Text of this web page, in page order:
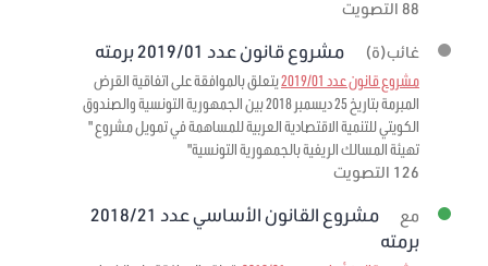
88 التصويت
غائب(ة) مشروع قانون عدد 2019/01 برمته
مشروع قانون عدد 2019/01
يتعلق بالموافقة على اتفاقية القرض
المبرمة بتاريخ 25 ديسمبر 2018 بين الجمهورية التونسية والصندوق
الكويتي للتنمية الاقتصادية العربية للمساهمة في تمويل مشروع "
تهيئة المسالك الريفية بالجمهورية التونسية"
126 التصويت
مع
مشروع القانون الأساسي عدد 2018/21
برمته